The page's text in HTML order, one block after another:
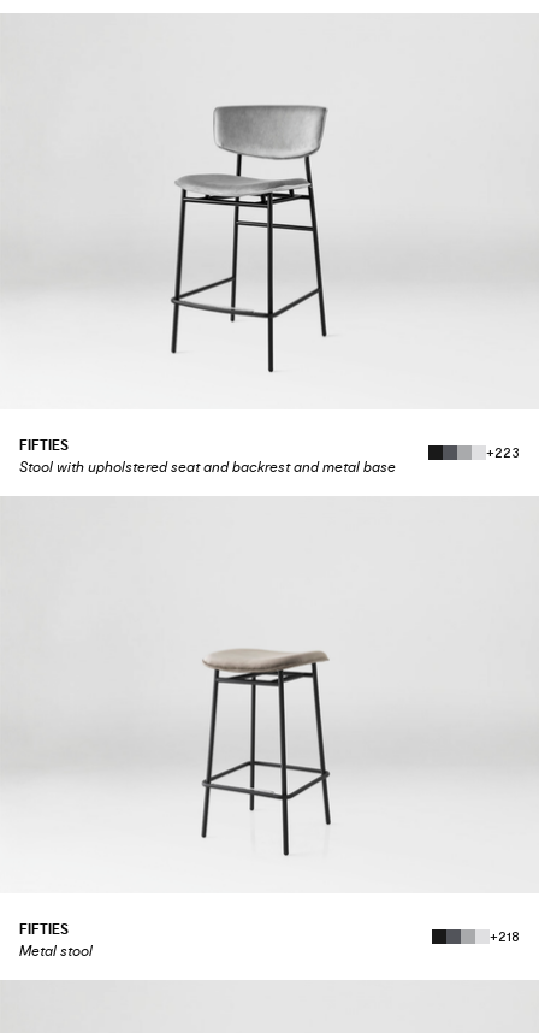
FIFTIES
Stool with upholstered seat and backrest and metal base
+223
FIFTIES
Metal stool
+218